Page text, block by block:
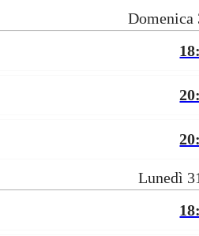
Domenica
Lunedì